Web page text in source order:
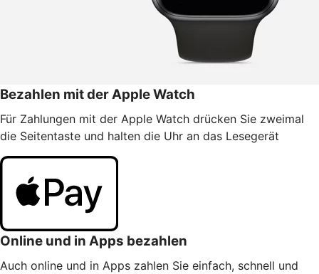
Bezahlen mit der Apple Watch
Für Zahlungen mit der Apple Watch drücken Sie zweimal
die Seitentaste und halten die Uhr an das Lesegerät
Online und in Apps bezahlen
Auch online und in Apps zahlen Sie einfach, schnell und